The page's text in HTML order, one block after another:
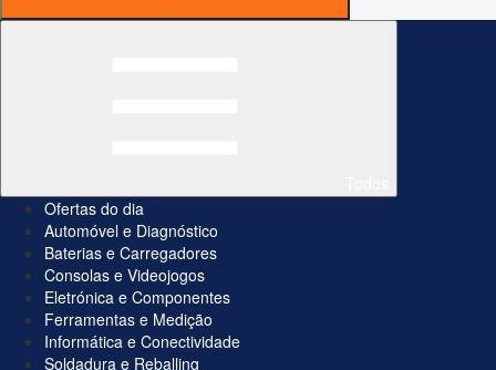
Ofertas do dia
Automóvel e Diagnóstico
Baterias e Carregadores
Consolas e Videojogos
Eletrónica e Componentes
Ferramentas e Medição
Informática e Conectividade
Soldadura e Reballing